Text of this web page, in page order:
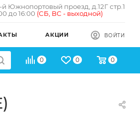
й Южнопортовый проезд, д.12Г стр.1
до 16:00 (СБ, ВС - выходной)
АКЦИИ ВОЙТИ
0 0 0